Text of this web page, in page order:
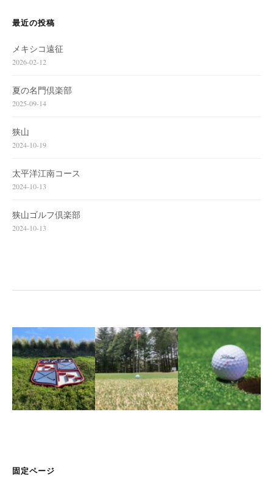
最近の投稿
メキシコ遠征
2026-02-12
夏の名門倶楽部
2025-09-14
狭山
2024-10-19
太平洋江南コース
2024-10-13
狭山ゴルフ倶楽部
2024-10-13
固定ページ